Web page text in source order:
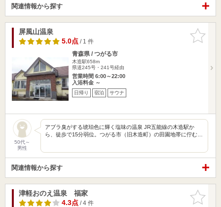
関連情報から探す
お気に入
りに追加
屏風山温泉
5.0点/ 1 件
青森県 / つがる市
木造駅658m
県道245号・241号経由
営業時間 6:00～22:00
入浴料金 ～
日帰り 宿泊 サウナ
50代～
男性
アブラ臭がする琥珀色に輝く塩味の温泉 JR五能線の木造駅か
ら、徒歩で15分弱位。つがる市（旧木造町）の田園地帯に佇む…
関連情報から探す
お気に入
りに追加
津軽おのえ温泉 福家
4.3点/ 4 件